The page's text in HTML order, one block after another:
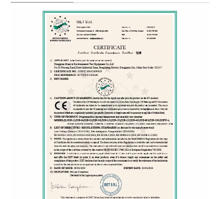
Устройства для
перегрузки по току, защита от перегрева, защита
неисправностях.
аксессуары
одно смотровое окно, одно испытательное
для увлажнения, 2 метра шнура питания,
Власть